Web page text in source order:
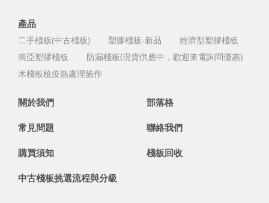
產品
二手棧板(中古棧板) 塑膠棧板-新品
經濟型塑膠棧板
南亞塑膠棧板
防漏棧板(現貨供應中，歡迎來電詢問優惠)
木棧板檢疫熱處理施作
關於我們 部落格
常見問題 聯絡我們
購買須知 棧板回收
中古棧板挑選流程與分級